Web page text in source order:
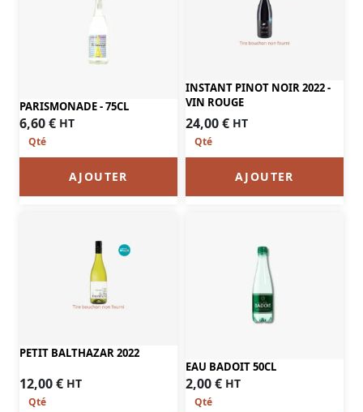
PARISMONADE - 75CL
6,60€ HT
AJOUTER
INSTANT PINOT NOIR 2022 -
VIN ROUGE
24,00€ HT
AJOUTER
PETIT BALTHAZAR 2022
12,00€ HT
EAU BADOIT 50CL
2,00€ HT